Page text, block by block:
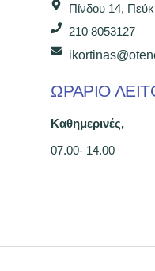
Πίνδου 14,
210 8053127
ΩΡΑΡΙΟ
Καθημερινές,
07.00- 14.00